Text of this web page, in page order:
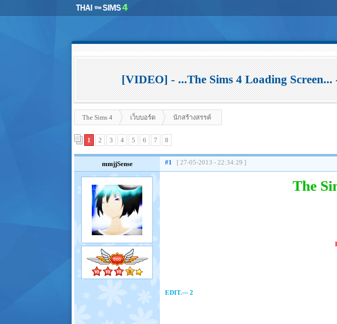
[VIDEO] - ...The Sims 4 Loading
The Sims 4 เว็บบอร์ด นักสร้างสรรค์
1 2 3 4 5 6 7 8
mmjjSense #1 [ 27-05-2013 - 22:34:29 ]
The
EDIT.--- 2